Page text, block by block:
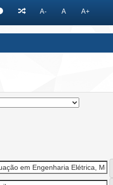
A- A A+